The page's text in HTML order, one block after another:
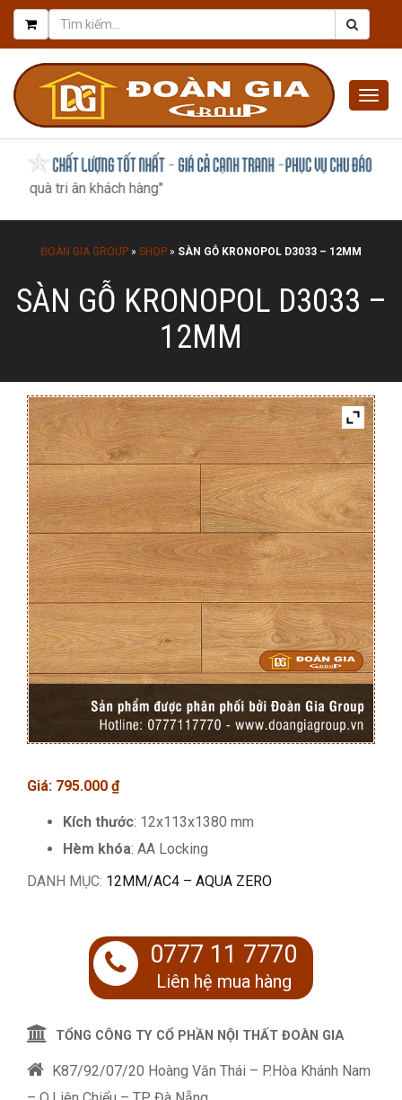
ân khách hàng"
ĐOÀN GIA GROUP » SHOP » SÀN GỖ KRONOPOL D3033 – 12MM
SÀN GỖ KRONOPOL D3033 –
12MM
Giá: 795.000 ₫
Kích thước: 12x113x1380 mm
Hèm khóa: AA Locking
DANH MỤC: 12MM/AC4 – AQUA ZERO
0777 11 7770
Liên hệ mua hàng
TỔNG CÔNG TY CỔ PHẦN NỘI THẤT ĐOÀN GIA
K87/92/07/20 Hoàng Văn Thái – P.Hòa Khánh Nam